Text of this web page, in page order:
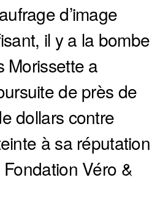
d’image
il y a la bombe
Morissette a
de près de
dollars contre
à sa réputation
Véro &